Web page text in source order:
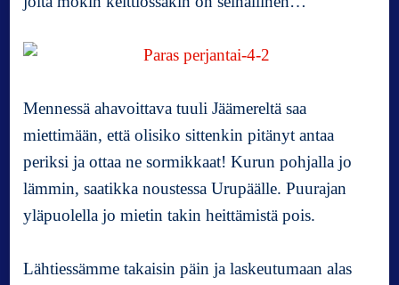
Mennessä ahavoittava tuuli Jäämereltä saa
miettimään, että olisiko sittenkin pitänyt antaa
periksi ja ottaa ne sormikkaat! Kurun pohjalla jo
lämmin, saatikka noustessa Urupäälle. Puurajan
yläpuolella jo mietin takin heittämistä pois.
Lähtiessämme takaisin päin ja laskeutumaan alas